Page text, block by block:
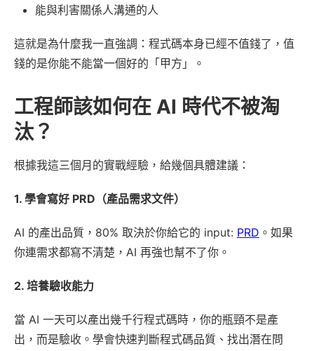
能與利害關係人溝通的人
這就是為什麼我一直強調：程式碼本身已經不值錢了，值
錢的是你能不能當一個好的「甲方」。
工程師該如何在 AI 時代不被淘
汰？
根據我這三個月的實戰經驗，給幾個具體建議：
1. 學會寫好 PRD（產品需求文件）
AI 的產出品質，80% 取決於你給它的 input: PRD 。如果
你連需求都寫不清楚，AI 再強也幫不了你。
2. 培養驗收能力
當 AI 一天可以產出幾千行程式碼時，你的瓶頸不是產
出，而是驗收。學會快速判斷程式碼品質、找出潛在問